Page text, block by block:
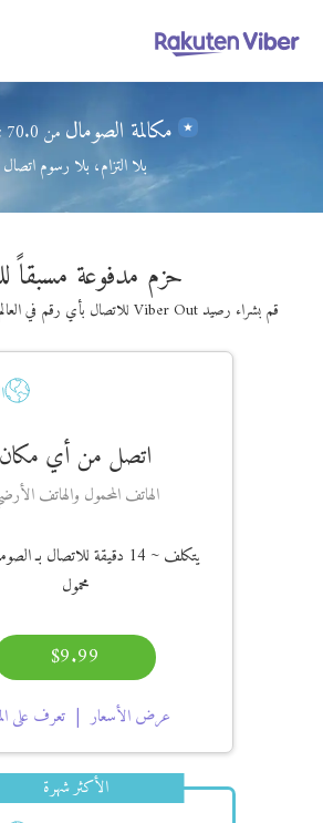
مكالمة الصومال من 70.0
بلا التزام، بلا رسوم اتصال
حزم مدفوعة مسبقاً
قم بشراء رصيد Viber Out للاتصال بأي رقم في العالم حتى لو لم يكن لديه فايبر
اتصل من أي مكان
الهاتف المحمول والهاتف
يتكلف~ 14 دقيقة
للاتصال بـ
محمول
$9.99
عرض الأسعار تعرف على
الأكثر شهرة